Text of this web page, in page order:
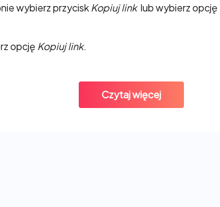
wybierz przyciskKopiuj link lub wybierz opcję
opcję Kopiuj link.
Czytaj więcej